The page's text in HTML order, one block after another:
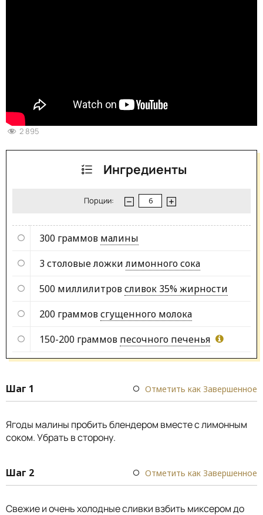
2 895
Ингредиенты
Порции:
300 граммов малины
3 столовые ложки лимонного сока
500 миллилитровсливок 35% жирности
200 граммовсгущенного молока
150-200 граммов песочного печенья
Шаг 1 Отметить как Завершенное
Ягоды малины пробить блендером вместе с лимонным
соком. Убрать в сторону.
Шаг 2 Отметить как Завершенное
Свежие и очень холодные сливки взбить миксером до